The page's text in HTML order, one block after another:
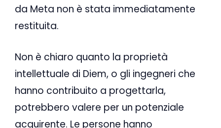
da Meta non è stata immediatamente
restituita.
Non è chiaro quanto la proprietà
intellettuale di Diem, o gli ingegneri che
hanno contribuito a progettarla,
potrebbero valere per un potenziale
acquirente. Le persone hanno